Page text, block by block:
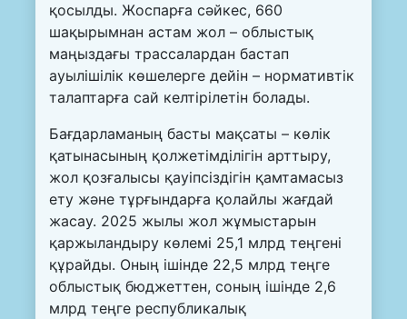
қосылды. Жоспарға сәйкес, 660
шақырымнан астам жол – облыстық
маңыздағы трассалардан бастап
ауылішілік көшелерге дейін – нормативтік
талаптарға сай келтірілетін болады.
Бағдарламаның басты мақсаты – көлік
қатынасының қолжетімділігін арттыру,
жол қозғалысы қауіпсіздігін қамтамасыз
ету және тұрғындарға қолайлы жағдай
жасау. 2025 жылы жол жұмыстарын
қаржыландыру көлемі 25,1 млрд теңгені
құрайды. Оның ішінде 22,5 млрд теңге
облыстық бюджеттен, соның ішінде 2,6
млрд теңге республикалық